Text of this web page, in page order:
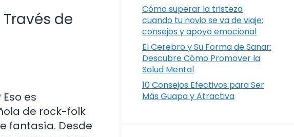
de
es
de rock-folk
fantasía. Desde
Cómo superar la tristeza
cuando tu novio se va de viaje:
consejos y apoyo emocional
El Cerebro y Su Forma de Sanar:
Descubre Cómo Promover la
Salud Mental
10 Consejos Efectivos para Ser
Más Guapa y Atractiva